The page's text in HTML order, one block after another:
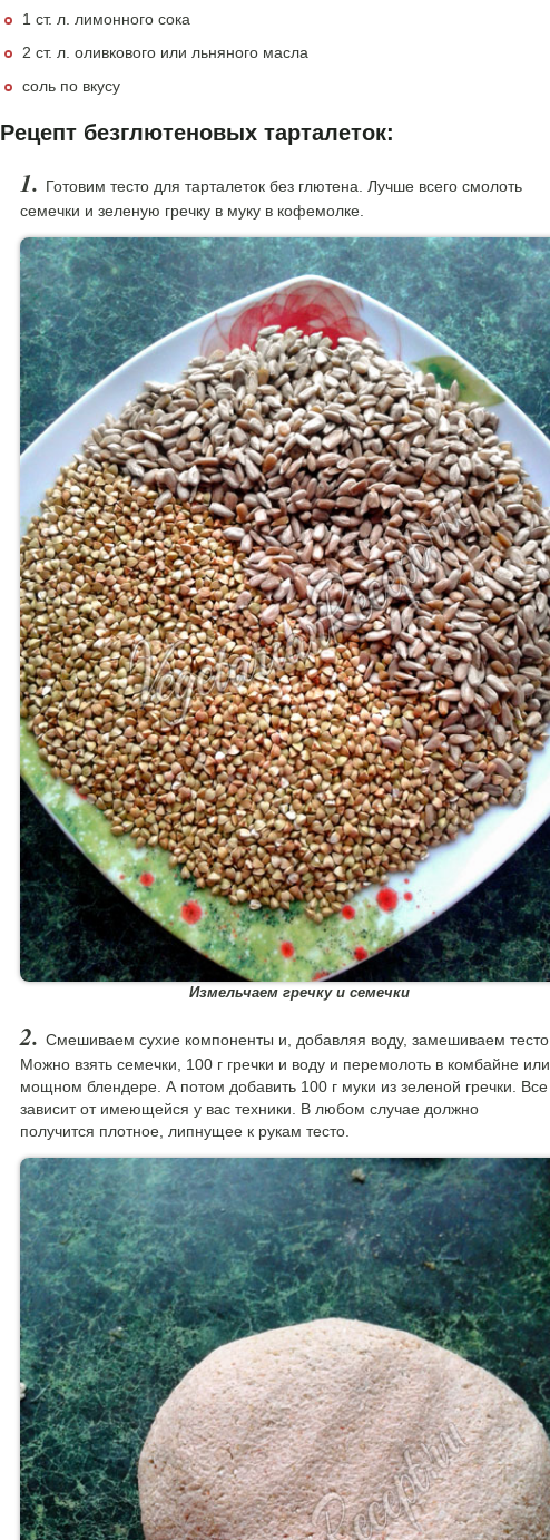
1 ст. л. лимонного сока
2 ст. л. оливкового или льняного масла
соль по вкусу
Рецепт безглютеновых тарталеток:
Готовим тесто для тарталеток без глютена. Лучше всего смолоть
семечки и зеленую гречку в муку в кофемолке.
Измельчаем гречку и семечки
Смешиваем сухие компоненты и, добавляя воду, замешиваем тесто.
Можно взять семечки, 100 г гречки и воду и перемолоть в комбайне или
мощном блендере. А потом добавить 100 г муки из зеленой гречки. Все
зависит от имеющейся у вас техники. В любом случае должно
получится плотное, липнущее к рукам тесто.